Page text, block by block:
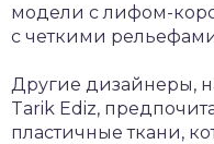
модели с лифом-
с четкими
Другие дизайнеры,
Tarik Ediz,
пластичные ткани,